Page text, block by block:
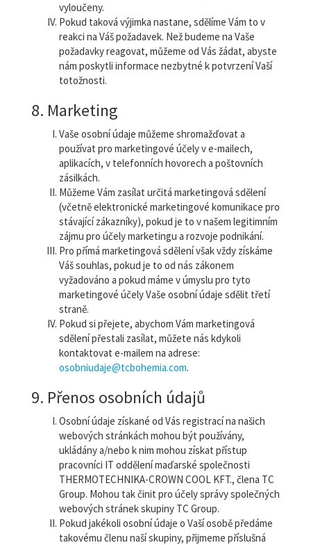
vyloučeny.
Pokud taková výjimka nastane, sdělíme Vám to v
reakci na Váš požadavek. Než budeme na Vaše
požadavky reagovat, můžeme od Vás žádat, abyste
nám poskytli informace nezbytné k potvrzení Vaší
totožnosti.
8. Marketing
Vaše osobní údaje můžeme shromažďovat a
používat pro marketingové účely v e-mailech,
aplikacích, v telefonních hovorech a poštovních
zásilkách.
Můžeme Vám zasílat určitá marketingová sdělení
(včetně elektronické marketingové komunikace pro
stávající zákazníky), pokud je to v našem legitimním
zájmu pro účely marketingu a rozvoje podnikání.
Pro přímá marketingová sdělení však vždy získáme
Váš souhlas, pokud je to od nás zákonem
vyžadováno a pokud máme v úmyslu pro tyto
marketingové účely Vaše osobní údaje sdělit třetí
straně.
Pokud si přejete, abychom Vám marketingová
sdělení přestali zasílat, můžete nás kdykoli
kontaktovat e-mailem na adrese:
osobniudaje@tcbohemia.com.
9. Přenos osobních údajů
Osobní údaje získané od Vás registrací na našich
webových stránkách mohou být používány,
ukládány a/nebo k nim mohou získat přístup
pracovníci IT oddělení maďarské společnosti
THERMOTECHNIKA-CROWN COOL KFT., člena TC
Group. Mohou tak činit pro účely správy společných
webových stránek skupiny TC Group.
Pokud jakékoli osobní údaje o Vaší osobě předáme
takovému členu naší skupiny, přijmeme příslušná